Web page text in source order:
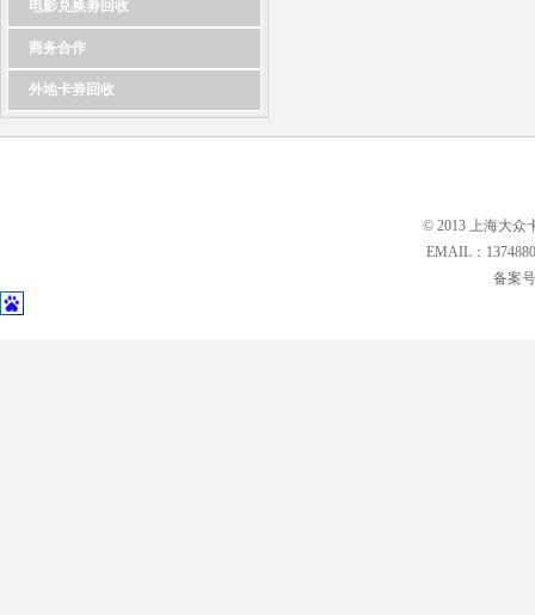
电影兑换劵回收
商务合作
外地卡劵回收
© 2013 上海大众
EMAIL：
备案